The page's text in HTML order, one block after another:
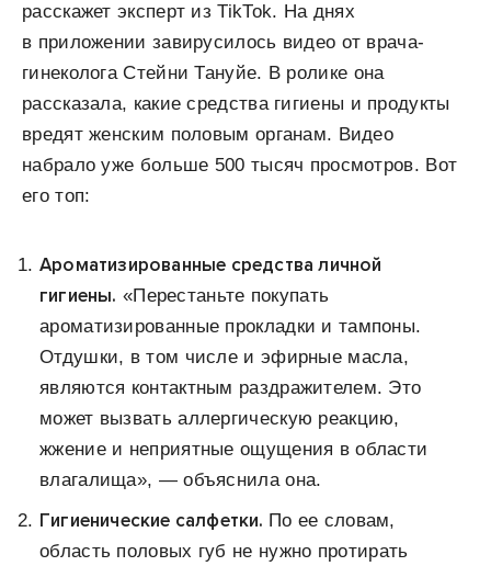
расскажет эксперт из TikTok. На днях
в приложении завирусилось видео от врача-
гинеколога Стейни Тануйе. В ролике она
рассказала, какие средства гигиены и продукты
вредят женским половым органам. Видео
набрало уже больше 500 тысяч просмотров. Вот
его топ:
Ароматизированные средства личной
гигиены. «Перестаньте покупать
ароматизированные прокладки и тампоны.
Отдушки, в том числе и эфирные масла,
являются контактным раздражителем. Это
может вызвать аллергическую реакцию,
жжение и неприятные ощущения в области
влагалища», — объяснила она.
Гигиенические салфетки. По ее словам,
область половых губ не нужно протирать